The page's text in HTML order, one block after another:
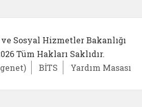
Sosyal Hizmetler Bakanlığı
Tüm Hakları Saklıdır.
BİTS Yardım Masası